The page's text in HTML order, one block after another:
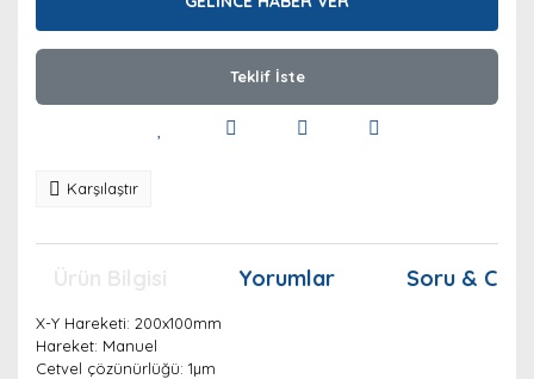
Teklif İste
Karşılaştır
Yorumlar Soru &
X-Y Hareketi: 200x100mm
Hareket: Manuel
Cetvel çözünürlüğü: 1µm